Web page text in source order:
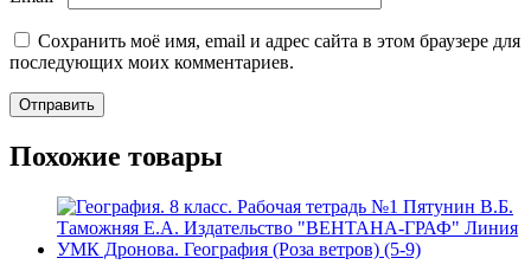
Сохранить моё имя, email и адрес сайта в этом браузере для
последующих моих комментариев.
Похожие товары